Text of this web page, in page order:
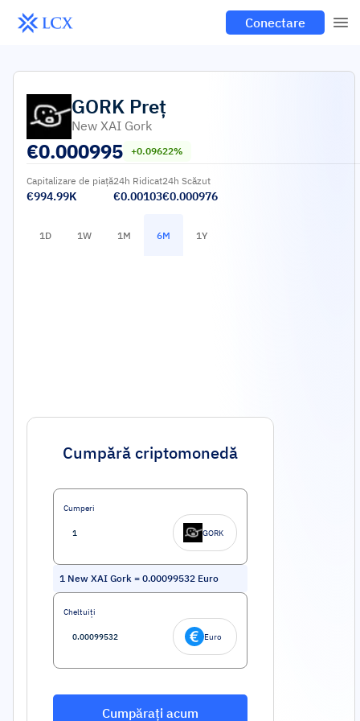
Conectare
GORK Preț
New XAI Gork
€0.000995 +0.09622%
Capitalizare de piață
€994.99K
24h Ridicat
€0.00103
24h Scăzut
€0.000976
1D 1W 1M 6M 1Y
Cumpără criptomonedă
Cumperi
GORK
1 New XAI Gork = 0.00099532 Euro
Cheltuiți
Euro
Cumpărați acum